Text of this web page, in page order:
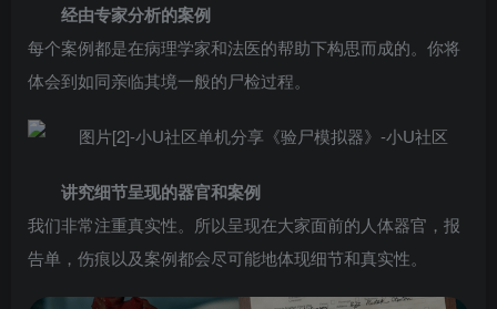
经由专家分析的案例
每个案例都是在病理学家和法医的帮助下构思而成的。你将
体会到如同亲临其境一般的尸检过程。
讲究细节呈现的器官和案例
我们非常注重真实性。所以呈现在大家面前的人体器官，报
告单，伤痕以及案例都会尽可能地体现细节和真实性。